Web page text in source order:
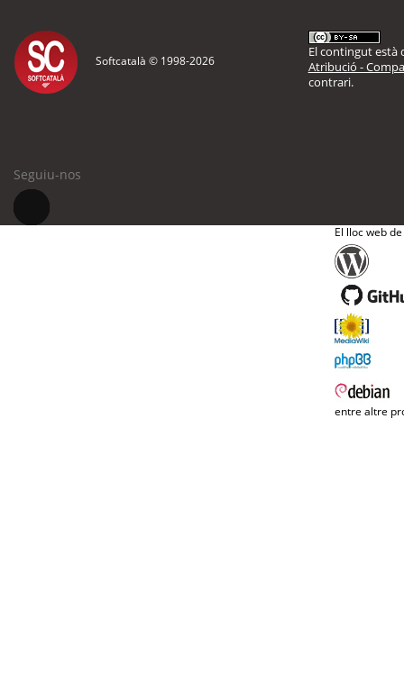
Softcatalà © 1998-2026
El contingut està
Atribució -
contrari.
Seguiu-nos
El lloc web
entre altre